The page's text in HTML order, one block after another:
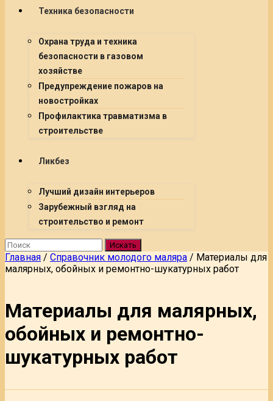
Техника безопасности
Охрана труда и техника
безопасности в газовом
хозяйстве
Предупреждение пожаров на
новостройках
Профилактика травматизма в
строительстве
Ликбез
Лучший дизайн интерьеров
Зарубежный взгляд на
строительство и ремонт
Искать
Главная / Справочник молодого маляра / Материалы для
малярных, обойных и ремонтно-шукатурных работ
Материалы для малярных,
обойных и ремонтно-
шукатурных работ